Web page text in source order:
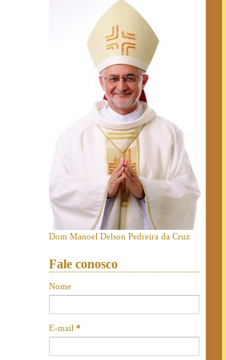
Dom Manoel Delson Pedreira da Cruz
Fale conosco
Nome
E-mail *